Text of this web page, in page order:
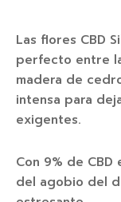
Las flores CBD
perfecto entre
madera de
intensa para
exigentes.
Con 9% de
del agobio del